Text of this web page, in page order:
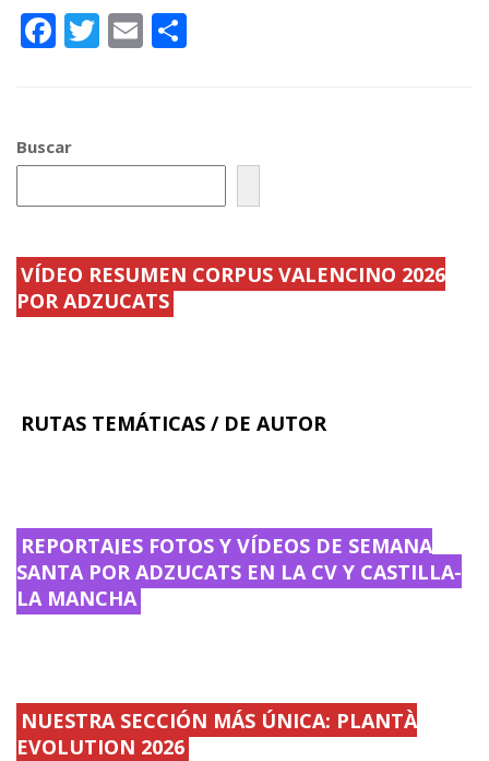
F
b
o
o
T E
ar
ti
Buscar
VÍDEO RESUMEN CORPUS VALENCINO 2026
POR ADZUCATS
RUTAS TEMÁTICAS / DE AUTOR
REPORTAJES FOTOS Y VÍDEOS DE SEMANA
SANTA POR ADZUCATS EN LA CV Y CASTILLA-
LA MANCHA
NUESTRA SECCIÓN MÁS ÚNICA: PLANTÀ
EVOLUTION 2026